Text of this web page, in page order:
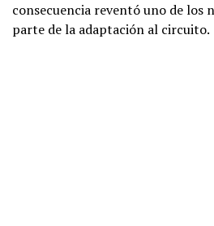
consecuencia reventó uno de los
parte de la adaptación al circuito.